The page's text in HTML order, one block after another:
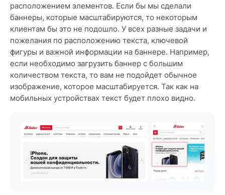
расположением элементов. Если бы мы сделали
баннеры, которые масштабируются, то некоторым
клиентам бы это не подошло. У всех разные задачи и
пожелания по расположению текста, ключевой
фигуры и важной информации на баннере. Например,
если необходимо загрузить баннер с большим
количеством текста, то вам не подойдет обычное
изображение, которое масштабируется. Так как на
мобильных устройствах текст будет плохо видно.